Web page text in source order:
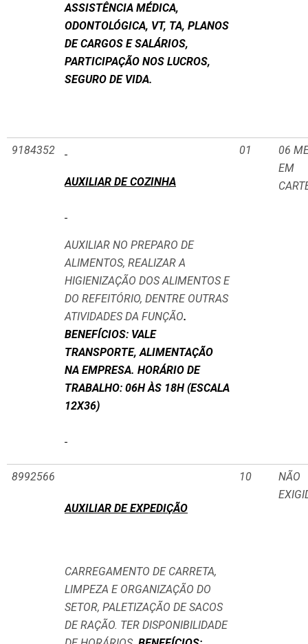
ASSISTÊNCIA MÉDICA,
ODONTOLÓGICA, VT, TA, PLANOS
DE CARGOS E SALÁRIOS,
PARTICIPAÇÃO NOS LUCROS,
SEGURO DE VIDA.
9184352
AUXILIAR DE COZINHA
AUXILIAR NO PREPARO DE
ALIMENTOS, REALIZAR A
HIGIENIZAÇÃO DOS ALIMENTOS E
DO REFEITÓRIO, DENTRE OUTRAS
ATIVIDADES DA FUNÇÃO.
BENEFÍCIOS: VALE
TRANSPORTE, ALIMENTAÇÃO
NA EMPRESA. HORÁRIO DE
TRABALHO: 06H ÀS 18H (ESCALA
12X36)
01
06
EM
8992566
AUXILIAR DE EXPEDIÇÃO
CARREGAMENTO DE CARRETA,
LIMPEZA E ORGANIZAÇÃO DO
SETOR, PALETIZAÇÃO DE SACOS
DE RAÇÃO. TER DISPONIBILIDADE
10
NÃO